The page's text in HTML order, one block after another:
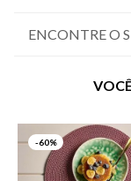
ENCONTRE O
-60%